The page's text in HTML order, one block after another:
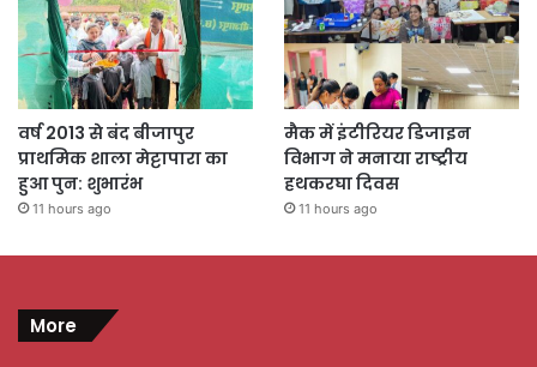
वर्ष 2013 से बंद बीजापुर
प्राथमिक शाला मेट्टापारा का
हुआ पुन: शुभारंभ
11 hours ago
मैक में इंटीरियर डिजाइन
विभाग ने मनाया राष्ट्रीय
हथकरघा दिवस
11 hours ago
More